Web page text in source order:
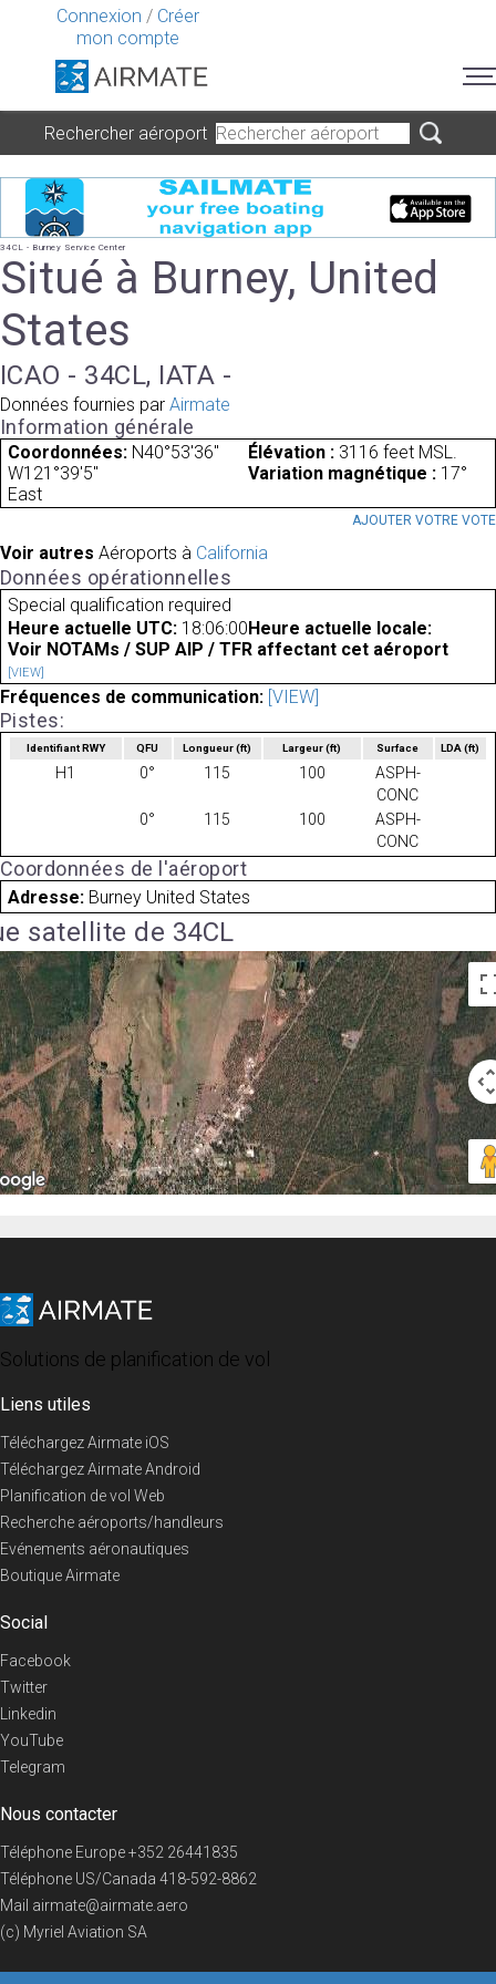
Connexion / Créer
mon compte
Rechercher aéroport
34CL - Burney Service Center
Situé à Burney, United
States
ICAO - 34CL, IATA -
Données fournies par Airmate
Information générale
Coordonnées: N40°53'36"
W121°39'5"
Élévation : 3116 feet MSL.
Variation magnétique : 17°
East
AJOUTER VOTRE VOTE
Voir autres Aéroports à California
Données opérationnelles
Special qualification required
Heure actuelle UTC: 18:06:00 Heure actuelle locale:
Voir NOTAMs / SUP AIP / TFR affectant cet aéroport
[VIEW]
Fréquences de communication: [VIEW]
Pistes:
Identifiant RWY QFU Longueur(ft) Largeur(ft) Surface LDA(ft)
H1 0° 115 100
ASPH-
CONC
0°
115 100
ASPH-
CONC
Coordonnées de l'aéroport
Adresse: Burney United States
satellite de 34CL
Solutions de planification de vol
Liens utiles
Téléchargez Airmate iOS
Téléchargez Airmate Android
Planification de vol Web
Recherche aéroports/handleurs
Evénements aéronautiques
Boutique Airmate
Social
Facebook
Twitter
Linkedin
YouTube
Telegram
Nous contacter
Téléphone Europe+352 26441835
Téléphone US/Canada 418-592-8862
Mail airmate@airmate.aero
(c) Myriel Aviation SA